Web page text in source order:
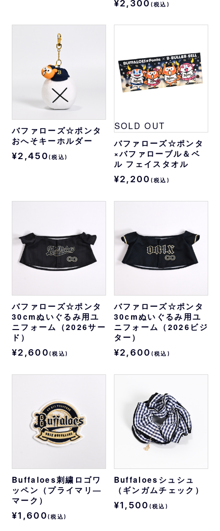
¥2,300 (税込)
バファローズ☆ポンタ
おへそキーホルダー
¥2,450 (税込)
SOLD OUT
バファローズ☆ポンタ
×バファローブル＆ベ
ル フェイスタオル
¥2,200 (税込)
バファローズ☆ポンタ
30cmぬいぐるみ用ユ
ニフォーム（2026サー
ド）
¥2,600 (税込)
バファローズ☆ポンタ
30cmぬいぐるみ用ユ
ニフォーム（2026ビジ
ター）
¥2,600 (税込)
Buffaloes刺繍ロゴワ
ッペン（プライマリ―
マーク）
¥1,600 (税込)
Buffaloesシュシュ
（ギンガムチェック）
¥1,500 (税込)